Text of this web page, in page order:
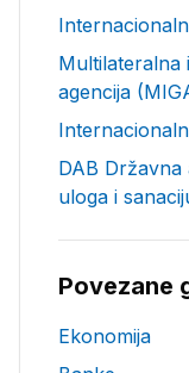
Multilateralna
agencija
DAB Državna
uloga i
Povezane
Ekonomija